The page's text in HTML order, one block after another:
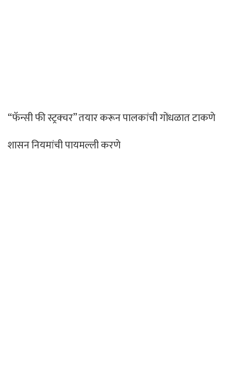
“फॅन्सी फी स्ट्रक्चर” तयार करून पालकांची गोंधळात टाकणे
शासन नियमांची पायमल्ली करणे